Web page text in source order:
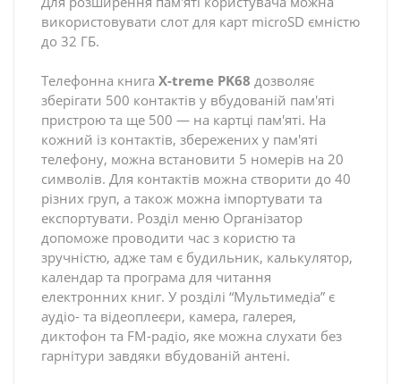
використовувати слот для карт microSD ємністю
до 32 ГБ.
Телефонна книга X-treme PK68 дозволяє
зберігати 500 контактів у вбудованій пам'яті
пристрою та ще 500 — на картці пам'яті. На
кожний із контактів, збережених у пам'яті
телефону, можна встановити 5 номерів на 20
символів. Для контактів можна створити до 40
різних груп, а також можна імпортувати та
експортувати. Розділ меню Організатор
допоможе проводити час з користю та
зручністю, адже там є будильник, калькулятор,
календар та програма для читання
електронних книг. У розділі “Мультимедіа” є
аудіо- та відеоплеєри, камера, галерея,
диктофон та FM-радіо, яке можна слухати без
гарнітури завдяки вбудованій антені.